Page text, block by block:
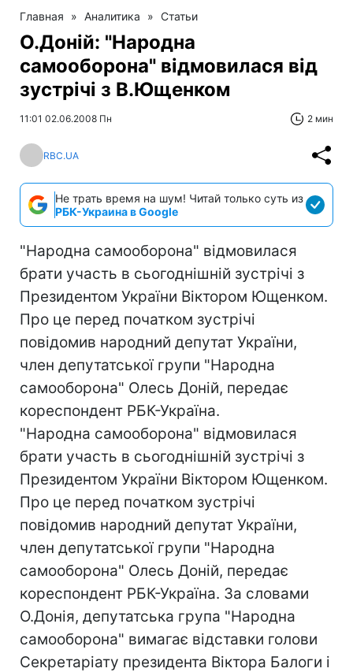
Главная » Аналитика » Статьи
О.Доній: "Народна
самооборона" відмовилася від
зустрічі з В.Ющенком
11:01 02.06.2008 Пн 2 мин
RBC.UA
Не трать время на шум! Читай только суть из
РБК-Украина в Google
"Народна самооборона" відмовилася
брати участь в сьогоднішній зустрічі з
Президентом України Віктором Ющенком.
Про це перед початком зустрічі
повідомив народний депутат України,
член депутатської групи "Народна
самооборона" Олесь Доній, передає
кореспондент РБК-Україна.
"Народна самооборона" відмовилася
брати участь в сьогоднішній зустрічі з
Президентом України Віктором Ющенком.
Про це перед початком зустрічі
повідомив народний депутат України,
член депутатської групи "Народна
самооборона" Олесь Доній, передає
кореспондент РБК-Україна. За словами
О.Донія, депутатська група "Народна
самооборона" вимагає відставки голови
Секретаріату президента Віктора Балоги і